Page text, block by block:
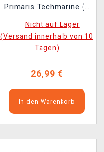
Primaris Techmarine (1
Nicht auf Lager
(Versand innerhalb von 10
Tagen)
26,99 €
In den Warenkorb